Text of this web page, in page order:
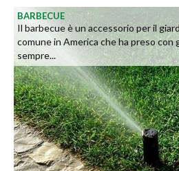
BARBECUE
Il barbecue è un accessorio per il
comune in America che ha preso con
sempre...